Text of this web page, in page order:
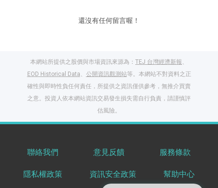
還沒有任何留言喔！
本網站所提供之股價與市場資訊來源為： TEJ 台灣經濟新報、
EOD Historical Data、 公開資訊觀測站等。本網站不對資料之正
確性與即時性負任何責任，所提供之資訊僅供參考，無推介買賣
之意。投資人依本網站資訊交易發生損失需自行負責，請謹慎評
估風險。
聯絡我們 意見反饋 服務條款
隱私權政策 資訊安全政策 幫助中心